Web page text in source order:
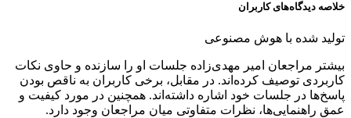
خلاصه دیدگاه‌های کاربران
تولید شده با هوش مصنوعی
بیشتر مراجعان امیر مهدی‌زاده جلسات او را سازنده و حاوی نکات
کاربردی توصیف کرده‌اند. در مقابل، برخی کاربران به ناقص بودن
پاسخ‌ها در جلسات خود اشاره داشته‌اند. همچنین در مورد کیفیت و
عمق راهنمایی‌ها، نظرات متفاوتی میان مراجعان وجود دارد.